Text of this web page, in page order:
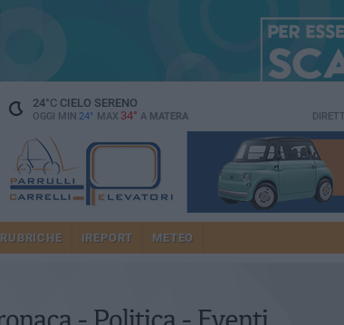
24°CCIELO SERENO
OGGI MIN 24° MAX 34° A MATERA
RUBRICHE IREPORT METEO